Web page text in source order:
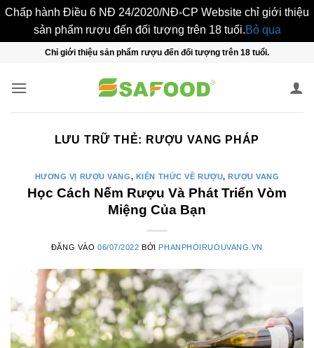
Chấp hành Điều 6 NĐ 24/2020/NĐ-CP Website chỉ giới thiệu
sản phẩm rượu đến đối tượng trên 18 tuổi.Bỏ qua
nội
Chỉ giới thiệu sản phẩm rượu đến đối tượng trên 18 tuổi.
LƯU TRỮ THẺ: RƯỢU VANG PHÁP
HƯƠNG VỊ RƯỢU VANG, KIẾN THỨC VỀ RƯỢU,RƯỢU VANG
Học Cách Nếm Rượu Và Phát Triển Vòm
Miệng Của Bạn
ĐĂNG VÀO 06/07/2022 BỞI PHANPHOIRUOUVANG.VN